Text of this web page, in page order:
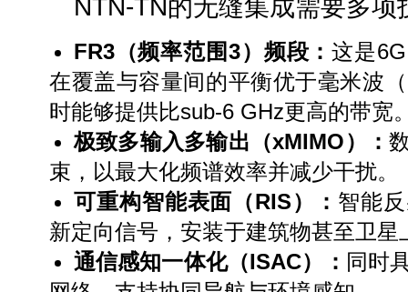
NTN-TN的无缝集成需要多项
FR3（频率范围3）频段：这是
在覆盖与容量间的平衡优于毫米波
时能够提供比sub-6 GHz更高的带宽
极致多输入多输出（xMIMO）：
束，以最大化频谱效率并减少干扰。
可重构智能表面（RIS）： 智能
新定向信号，安装于建筑物甚至卫星
通信感知一体化（ISAC）： 同时